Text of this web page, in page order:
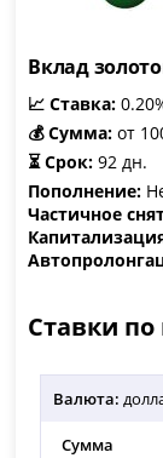
Вклад
📈 Ставка:
💰 Сумма: от
⏳ Срок: 92 дн.
Пополнение:
Частичное
Ставки по
Валюта:
Сумма